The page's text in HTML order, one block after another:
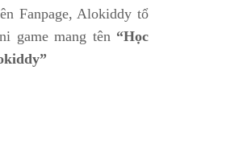
Fanpage, Alokiddy tổ
game mang tên “Học